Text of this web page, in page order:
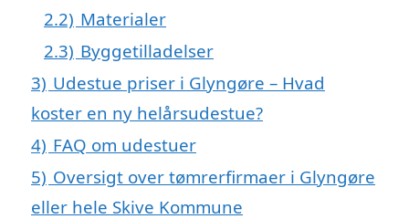
2.2) Materialer
2.3) Byggetilladelser
3) Udestue priser i Glyngøre – Hvad
koster en ny helårsudestue?
4) FAQ om udestuer
5) Oversigt over tømrerfirmaer i Glyngøre
eller hele Skive Kommune